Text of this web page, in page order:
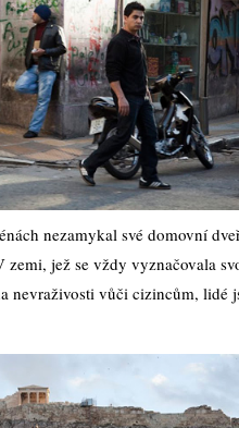
nezamykal své domovní
zemi, jež se vždy vyznačovala
nevraživosti vůči cizincům, lidé